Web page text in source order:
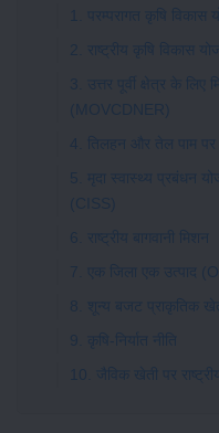
1. परम्परागत कृषि विकास
2. राष्ट्रीय कृषि विकास
3. उत्तर पूर्वी क्षेत्र के
(MOVCDNER)
4. तिलहन और तेल पाम पर
5. मृदा स्वास्थ्य प्रबंधन
(CISS)
6. राष्ट्रीय बागवानी मिशन
7. एक जिला एक उत्पाद
8. शून्य बजट प्राकृतिक खेती
9. कृषि-निर्यात नीति
10. जैविक खेती पर